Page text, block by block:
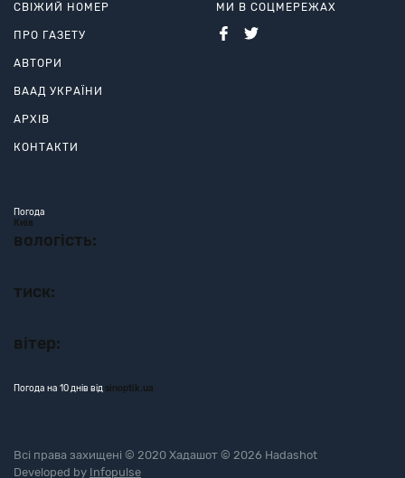
СВІЖИЙ НОМЕР
ПРО ГАЗЕТУ
АВТОРИ
ВААД УКРАЇНИ
АРХІВ
КОНТАКТИ
МИ В СОЦМЕРЕЖАХ
Погода
Київ
вологість:
тиск:
вітер:
Погода на 10 днів від sinoptik.ua
Всі права захищені © 2020 Хадашот © 2026 Hadashot
Developed by Infopulse